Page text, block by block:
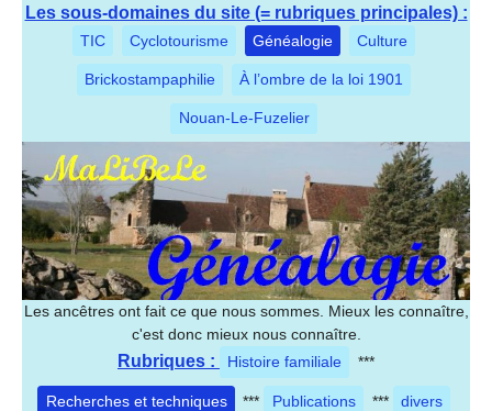
Les sous-domaines du site (= rubriques principales) :
TIC Cyclotourisme Généalogie Culture
Brickostampaphilie À l’ombre de la loi 1901
Nouan-Le-Fuzelier
Les ancêtres ont fait ce que nous sommes. Mieux les connaître,
c'est donc mieux nous connaître.
Rubriques : Histoire familiale ***
Recherches et techniques *** Publications *** divers